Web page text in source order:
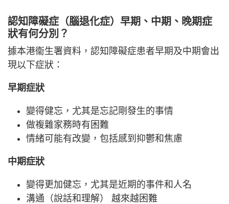
認知障礙症（腦退化症）早期、中期、晚期症
狀有何分別？
據本港衞生署資料，認知障礙症患者早期及中期會出
現以下症狀：
早期症狀
變得健忘，尤其是忘記剛發生的事情
做複雜家務時有困難
情緒可能有改變，包括感到抑鬱和焦慮
中期症狀
變得更加健忘，尤其是近期的事件和人名
溝通（說話和理解） 越來越困難